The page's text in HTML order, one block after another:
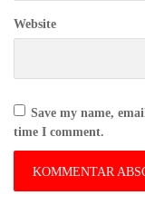
Website
Save my name,
time I comment.